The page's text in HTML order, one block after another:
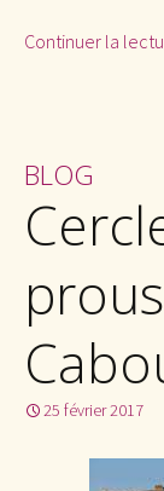
Continuer la
BLOG
25 février 2017